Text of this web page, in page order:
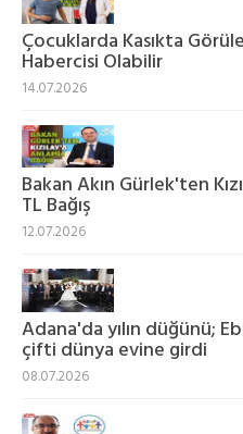
Çocuklarda Kasıkta
Habercisi Olabilir
14.07.2026
Bakan Akın Gürlek'ten
TL Bağış
12.07.2026
Adana'da yılın düğünü;
çifti dünya evine girdi
08.07.2026